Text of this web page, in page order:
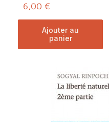
6,00 €
ajouter au
panier